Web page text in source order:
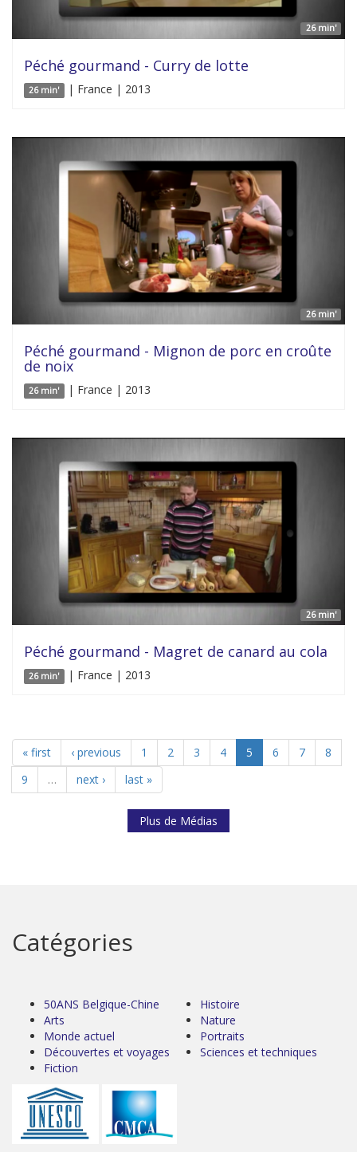
26 min'
Péché gourmand - Curry de lotte
26 min' | France | 2013
26 min'
Péché gourmand - Mignon de porc en croûte
de noix
26 min' | France | 2013
26 min'
Péché gourmand - Magret de canard au cola
26 min' | France | 2013
« first ‹ previous 1 2 3 4 5 6 7
8
9
… next › last »
Plus de Médias
Catégories
50ANS Belgique-Chine
Arts
Monde actuel
Découvertes et voyages
Fiction
Histoire
Nature
Portraits
Sciences et techniques